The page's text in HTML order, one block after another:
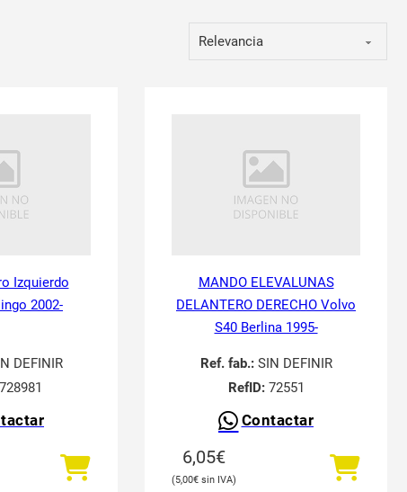
Izquierdo
2002-
DEFINIR
MANDO ELEVALUNAS
DELANTERO DERECHO Volvo
S40 Berlina 1995-
Ref. fab.:SIN DEFINIR
RefID:72551
Contactar
6,05€
5,00€